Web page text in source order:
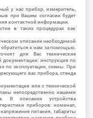
у нас прибор, измеритель,
при Вашем согласии будет
контактной информации.
в таких процедурах как
описании необходимой
к нам за помощью.
для Вас технические
документации: инструкция по
по эксплуатации, схемы. При
вас прибора, стенда
или с технической
непосредственно нашими
В описании устройства
приборов: номинал,
питания, габариты